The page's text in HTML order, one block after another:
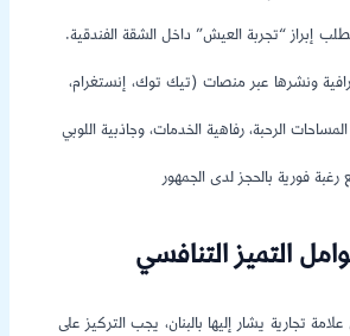
إبراز “تجربة العيش” داخل الشقة الفندقية.
ونشرها عبر منصات (تيك توك، إنستغرام،
الرحبة، رفاهية الخدمات، وجاذبية اللوبي
التميز التنافسي
تجارية يشار إليها بالبنان، يجب التركيز على